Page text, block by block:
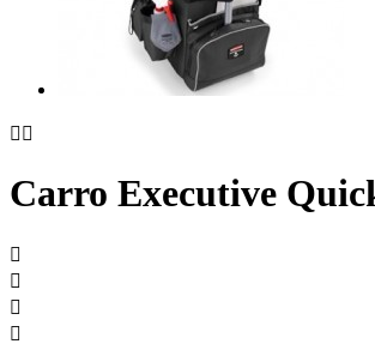
 
Carro Executive



